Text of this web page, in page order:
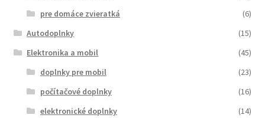
pre domáce zvieratká
(6)
Autodoplnky
(15)
Elektronika a mobil
(45)
doplnky pre mobil
(23)
počítačové doplnky
(16)
elektronické doplnky
(14)